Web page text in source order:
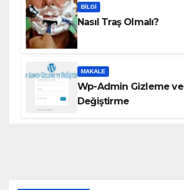
BILGI
Nasıl Traş Olmalı?
MAKALE
Wp-Admin Gizleme ve
Değiştirme